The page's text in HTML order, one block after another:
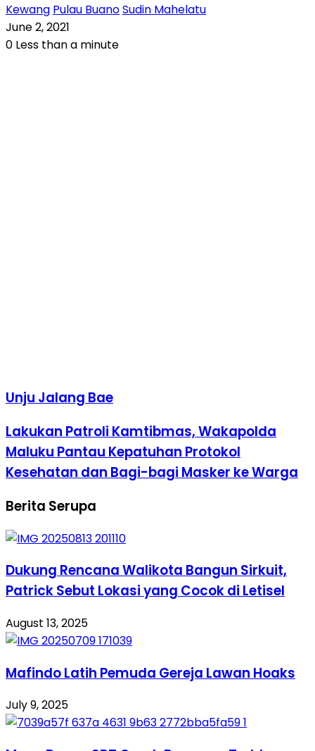
Kewang Pulau BuanoSudin Mahelatu
June 2, 2021
0 Less than a minute
Unju Jalang Bae
Lakukan Patroli Kamtibmas, Wakapolda
Maluku Pantau Kepatuhan Protokol
Kesehatan dan Bagi-bagi Masker ke Warga
Berita Serupa
Dukung Rencana Walikota Bangun Sirkuit,
Patrick Sebut Lokasi yang Cocok di Letisel
August 13, 2025
Mafindo Latih Pemuda Gereja Lawan Hoaks
July 9, 2025